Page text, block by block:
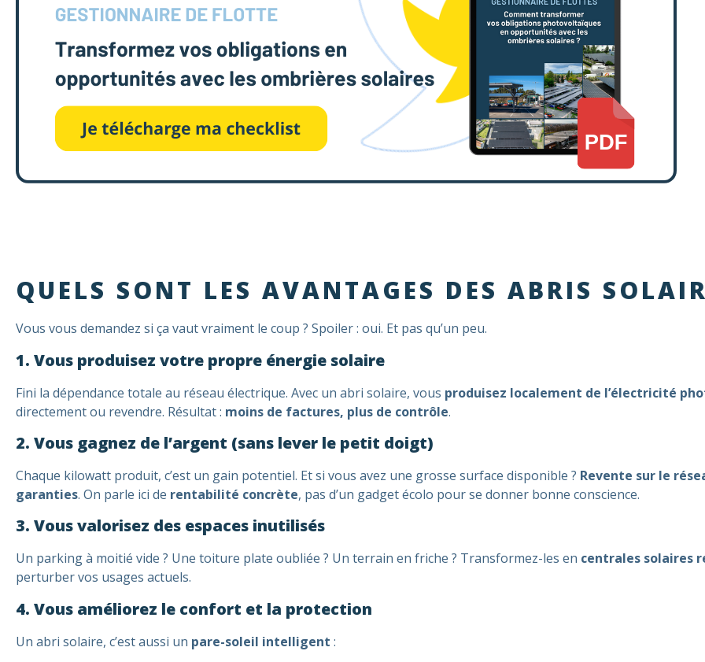
QUELS SONT LES AVANTAGES DES ABRIS
Vous vous demandez si ça vaut vraiment le coup ? Spoiler : oui. Et pas qu’un peu.
1. Vous produisez votre propre énergie solaire
Fini la dépendance totale au réseau électrique. Avec un abri solaire, vous produisez localement de l’électricité
directement ou revendre. Résultat : moins de factures, plus de contrôle.
2. Vous gagnez de l’argent (sans lever le petit doigt)
Chaque kilowatt produit, c’est un gain potentiel. Et si vous avez une grosse surface disponible ? Revente sur le
garanties. On parle ici de rentabilité concrète, pas d’un gadget écolo pour se donner bonne conscience.
3. Vous valorisez des espaces inutilisés
Un parking à moitié vide ? Une toiture plate oubliée ? Un terrain en friche ? Transformez-les en centrales solaires
perturber vos usages actuels.
4. Vous améliorez le confort et la protection
Un abri solaire, c’est aussi un pare-soleil intelligent :